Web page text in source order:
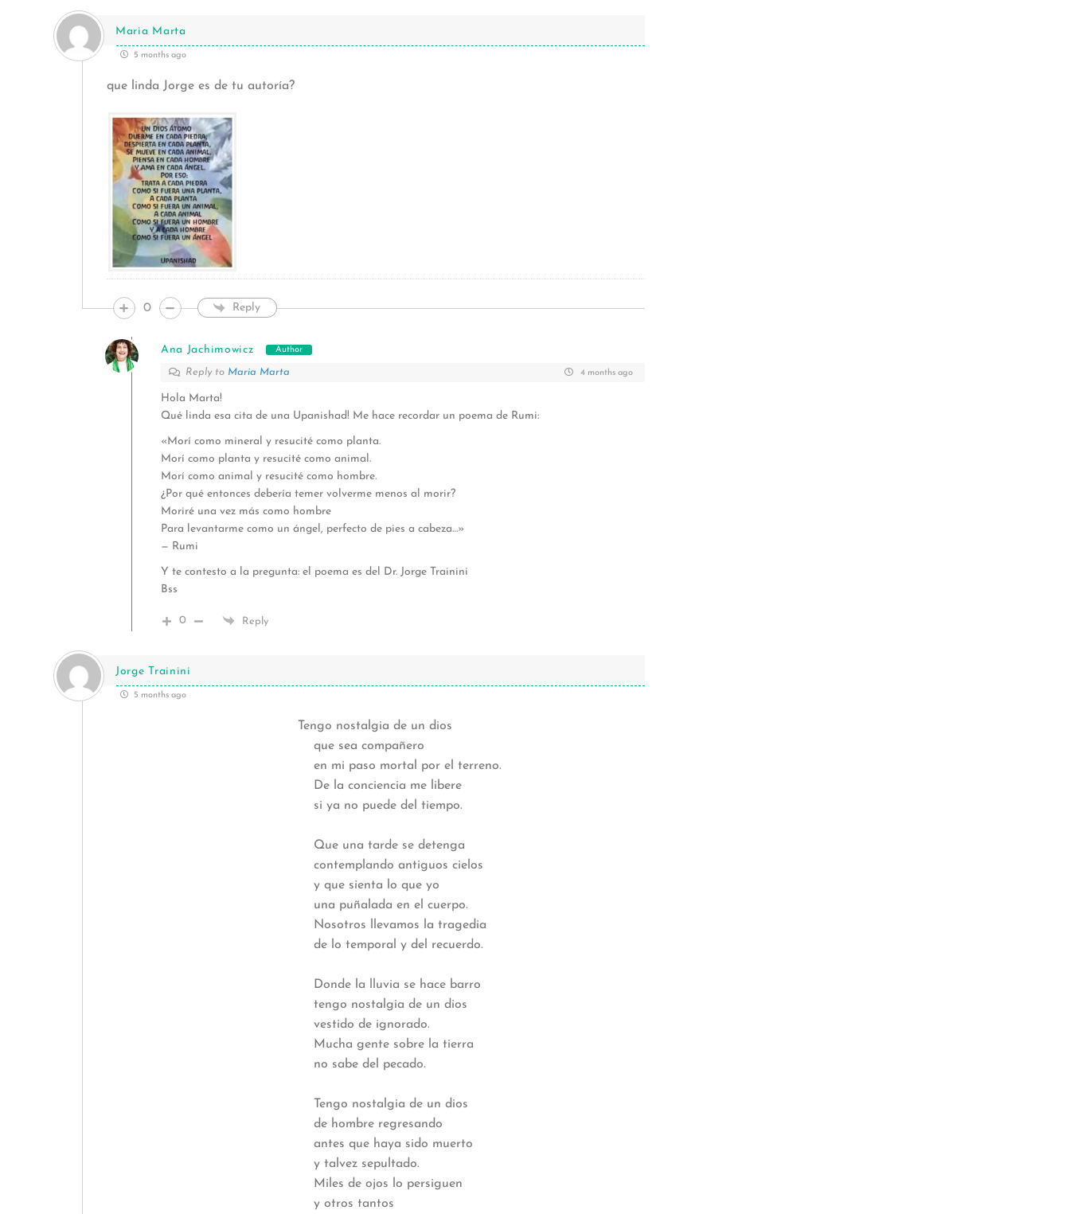
Maria Marta
5 months ago
que linda Jorge es de tu autoría?
0 Reply
Ana Jachimowicz Author
Reply to Maria Marta 4 months ago
Hola Marta!
Qué linda esa cita de una Upanishad! Me hace recordar un poema de Rumi:
«Morí como mineral y resucité como planta.
Morí como planta y resucité como animal.
Morí como animal y resucité como hombre.
¿Por qué entonces debería temer volverme menos al morir?
Moriré una vez más como hombre
Para levantarme como un ángel, perfecto de pies a cabeza…»
— Rumi
Y te contesto a la pregunta: el poema es del Dr. Jorge Trainini
Bss
0 Reply
Jorge Trainini
5 months ago
Tengo nostalgia de un dios
que sea compañero
en mi paso mortal por el terreno.
De la conciencia me libere
si ya no puede del tiempo.
Que una tarde se detenga
contemplando antiguos cielos
y que sienta lo que yo
una puñalada en el cuerpo.
Nosotros llevamos la tragedia
de lo temporal y del recuerdo.
Donde la lluvia se hace barro
tengo nostalgia de un dios
vestido de ignorado.
Mucha gente sobre la tierra
no sabe del pecado.
Tengo nostalgia de un dios
de hombre regresando
antes que haya sido muerto
y talvez sepultado.
Miles de ojos lo persiguen
y otros tantos